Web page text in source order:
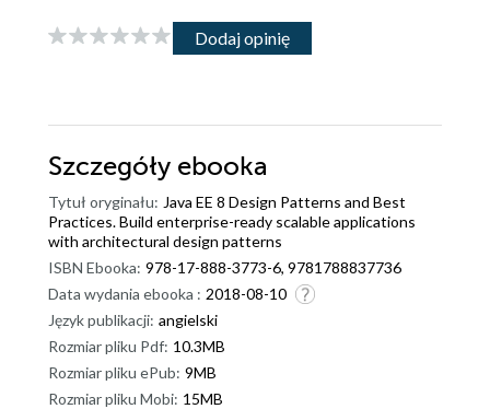
Dodaj opinię
Szczegóły ebooka
Tytuł oryginału: Java EE 8 Design Patterns and Best
Practices. Build enterprise-ready scalable applications
with architectural design patterns
ISBN Ebooka: 978-17-888-3773-6, 9781788837736
Data wydania ebooka : 2018-08-10
Język publikacji: angielski
Rozmiar pliku Pdf: 10.3MB
Rozmiar pliku ePub: 9MB
Rozmiar pliku Mobi: 15MB